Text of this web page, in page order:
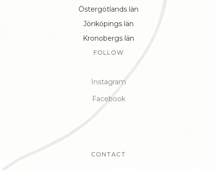
Östergötlands län
Jönköpings län
Kronobergs län
FOLLOW
Instagram
Facebook
CONTACT